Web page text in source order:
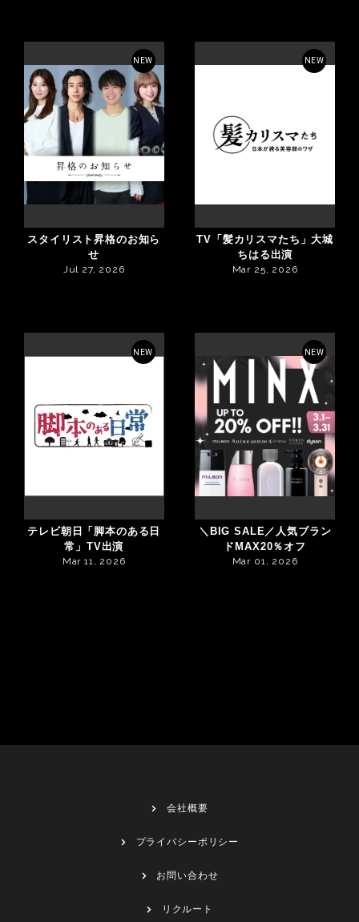
NEW
スタイリスト昇格のお知ら
せ
Jul 27, 2026
NEW
TV「髪カリスマたち」大城
ちはる出演
Mar 25, 2026
NEW
テレビ朝日「脚本のある日
常」TV出演
Mar 11, 2026
NEW
＼BIG SALE／人気ブラン
ドMAX20％オフ
Mar 01, 2026
会社概要
プライバシーポリシー
お問い合わせ
リクルート